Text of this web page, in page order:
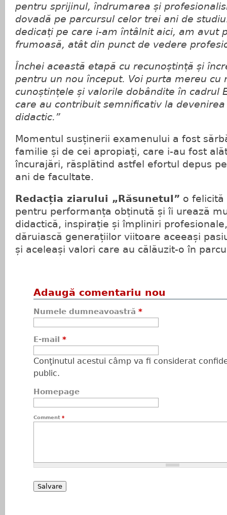
pentru sprijinul, îndrumarea și
dovadă pe parcursul celor trei ani de
dedicați pe care i-am întâlnit aici, am avut
frumoasă, atât din punct de vedere
Închei această etapă cu recunoștință și
pentru un nou început. Voi purta mereu cu
cunoștințele și valorile dobândite în cadrul
care au contribuit semnificativ la
didactic.”
Momentul susținerii examenului a fost
familie și de cei apropiați, care i-au fost
încurajări, răsplătind astfel efortul depus
ani de facultate.
Redacția ziarului „Răsunetul” o
pentru performanța obținută și îi urează
didactică, inspirație și împliniri
dăruiască generațiilor viitoare aceeași
și aceleași valori care au călăuzit-o în
Adaugă comentariu nou
Numele dumneavoastră *
E-mail *
Conţinutul acestui câmp va fi considerat
public.
Homepage
Comment *